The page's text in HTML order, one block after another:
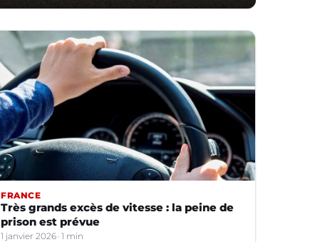
FRANCE
Très grands excès de vitesse : la peine de
prison est prévue
1 janvier 2026 1 min